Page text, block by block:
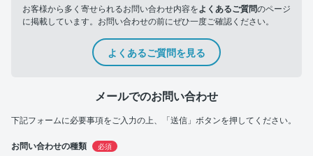
お客様から多く寄せられるお問い合わせ内容をよくあるご質問のページ
に掲載しています。お問い合わせの前にぜひ一度ご確認ください。
よくあるご質問を見る
メールでのお問い合わせ
下記フォームに必要事項をご入力の上、「送信」ボタンを押してください。
お問い合わせの種類 必須